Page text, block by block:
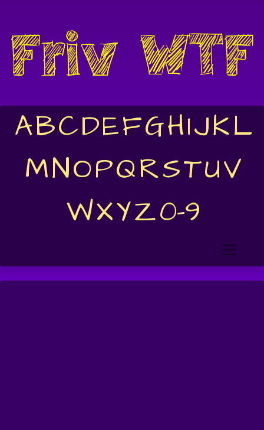
ABCDEFGHIJKL
MNOPQRSTUV
WXYZ0-9